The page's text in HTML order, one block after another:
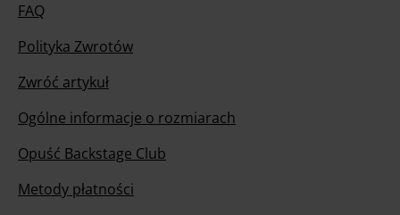
FAQ
Polityka Zwrotów
Zwróć artykuł
Ogólne informacje o rozmiarach
Opuść Backstage Club
Metody płatności